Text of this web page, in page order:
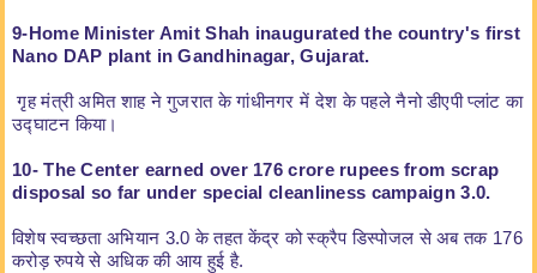
9-Home Minister Amit Shah inaugurated the country's first
Nano DAP plant in Gandhinagar, Gujarat.
गृह मंत्री अमित शाह ने गुजरात के गांधीनगर में देश के पहले नैनो डीएपी प्लांट का
उद्घाटन किया।
10- The Center earned over 176 crore rupees from scrap
disposal so far under special cleanliness campaign 3.0.
विशेष स्वच्छता अभियान 3.0 के तहत केंद्र को स्क्रैप डिस्पोजल से अब तक 176
करोड़ रुपये से अधिक की आय हुई है.